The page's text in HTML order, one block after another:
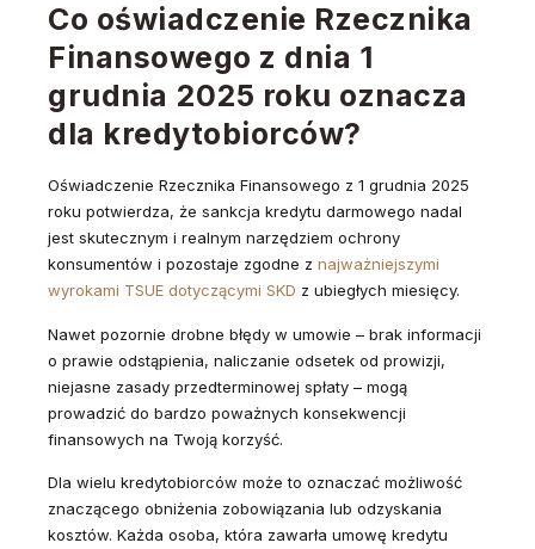
Co oświadczenie Rzecznika
Finansowego z dnia 1
grudnia 2025 roku oznacza
dla kredytobiorców?
Oświadczenie Rzecznika Finansowego z 1 grudnia 2025
roku potwierdza, że sankcja kredytu darmowego nadal
jest skutecznym i realnym narzędziem ochrony
konsumentów i pozostaje zgodne z najważniejszymi
wyrokami TSUE dotyczącymi SKD z ubiegłych miesięcy.
Nawet pozornie drobne błędy w umowie – brak informacji
o prawie odstąpienia, naliczanie odsetek od prowizji,
niejasne zasady przedterminowej spłaty – mogą
prowadzić do bardzo poważnych konsekwencji
finansowych na Twoją korzyść.
Dla wielu kredytobiorców może to oznaczać możliwość
znaczącego obniżenia zobowiązania lub odzyskania
kosztów. Każda osoba, która zawarła umowę kredytu